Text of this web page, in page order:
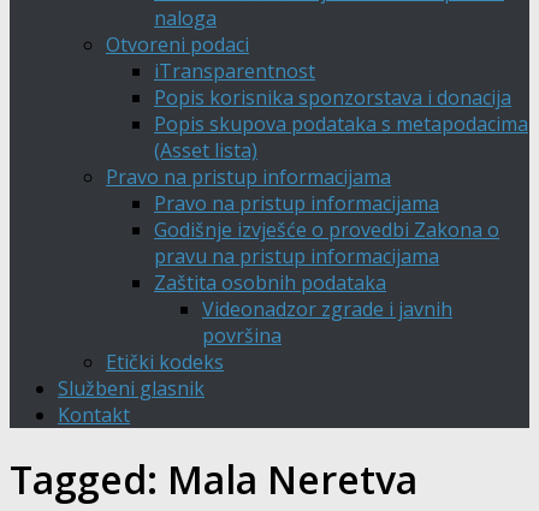
naloga
Otvoreni podaci
iTransparentnost
Popis korisnika sponzorstava i donacija
Popis skupova podataka s metapodacima
(Asset lista)
Pravo na pristup informacijama
Pravo na pristup informacijama
Godišnje izvješće o provedbi Zakona o
pravu na pristup informacijama
Zaštita osobnih podataka
Videonadzor zgrade i javnih
površina
Etički kodeks
Službeni glasnik
Kontakt
Tagged: Mala Neretva